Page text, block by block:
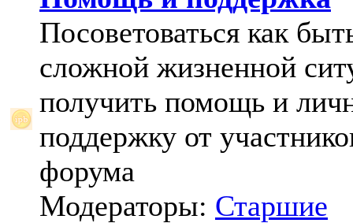
Посоветоваться как
сложной жизненной
получить помощь и
поддержку от
форума
Модераторы: Старшие